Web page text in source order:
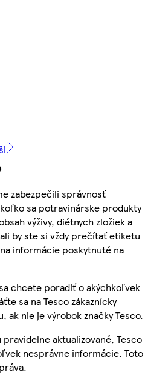
zabezpečili správnosť
sa potravinárske produkty
výživy, diétnych zložiek a
by ste si vždy prečítať etiketu
informácie poskytnuté na
chcete poradiť o akýchkoľvek
sa na Tesco zákaznícky
ak nie je výrobok značky Tesco.
aktualizované, Tesco
nesprávne informácie. Toto